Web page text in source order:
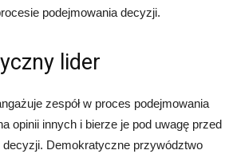
podejmowania decyzji.
lider
zespół w proces podejmowania
opinii innych i bierze je pod uwagę przed
decyzji. Demokratyczne przywództwo